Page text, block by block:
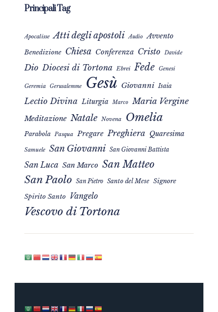
Principali Tag
Apocalisse Atti degli apostoli Audio Avvento
Benedizione Chiesa Conferenza Cristo Davide
Dio Diocesi di Tortona Ebrei Fede Genesi
Geremia Gerusalemme Gesù Giovanni Isaia
Lectio Divina Liturgia Marco Maria Vergine
Meditazione Natale Novena Omelia
Parabola Pasqua Pregare Preghiera Quaresima
Samuele San Giovanni San Giovanni Battista
San Luca San Marco San Matteo
San Paolo San Pietro Santo del Mese Signore
Spirito Santo Vangelo
Vescovo di Tortona